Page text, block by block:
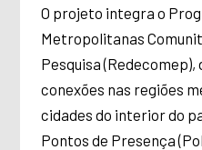
O projeto integra o
Metropolitanas
Pesquisa
conexões nas regiões
cidades do interior do
Pontos de Presença